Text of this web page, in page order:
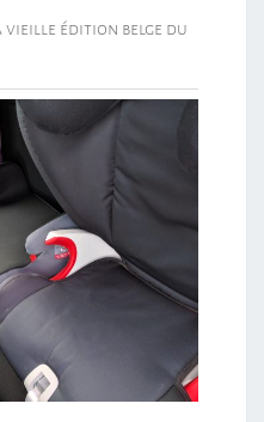
vieille édition belge du